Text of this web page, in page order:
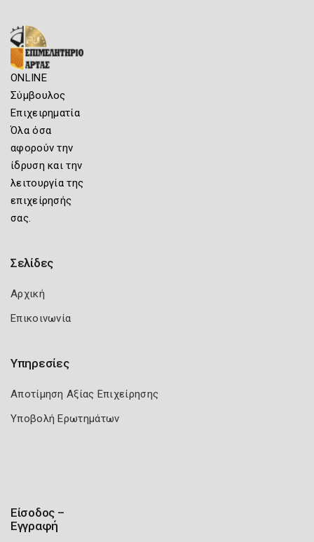
ONLINE
Σύμβουλος
Επιχειρηματία
Όλα όσα
αφορούν την
ίδρυση και την
λειτουργία της
επιχείρησής
σας.
Σελίδες
Αρχική
Επικοινωνία
Υπηρεσίες
Αποτίμηση Αξίας Επιχείρησης
Υποβολή Ερωτημάτων
Είσοδος –
Εγγραφή